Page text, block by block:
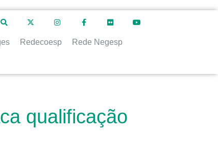
Redecoesp Rede Negesp
qualificação